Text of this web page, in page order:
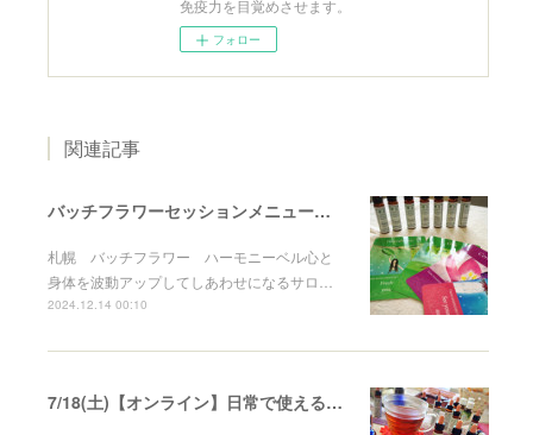
免疫力を目覚めさせます。
フォロー
関連記事
バッチフラワーセッションメニューと内容
札幌 バッチフラワー ハーモニーベル心と
身体を波動アップしてしあわせになるサロ…
2024.12.14 00:10
7/18(土)【オンライン】日常で使える実践バッチフラワーセルフケア講座